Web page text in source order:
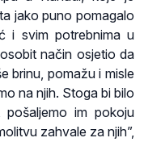
jako puno pomagalo
i svim potrebnima u
način osjetio da
brinu, pomažu i misle
na njih. Stoga bi bilo
im pokoju
zahvale za njih”,